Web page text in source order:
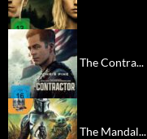
The Contra...
The Mandal...